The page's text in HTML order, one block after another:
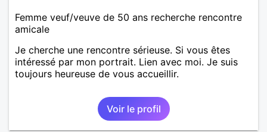
Femme veuf/veuve de 50 ans recherche rencontre
amicale
Je cherche une rencontre sérieuse. Si vous êtes
intéressé par mon portrait. Lien avec moi. Je suis
toujours heureuse de vous accueillir.
Voir le profil